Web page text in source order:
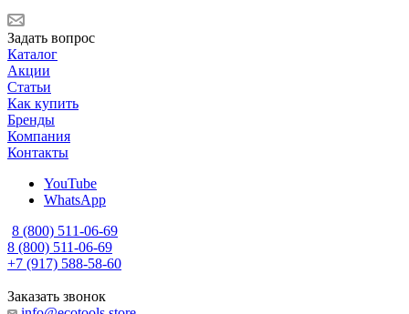
Задать вопрос
Каталог
Акции
Статьи
Как купить
Бренды
Компания
Контакты
YouTube
WhatsApp
8 (800) 511-06-69
8 (800) 511-06-69
+7 (917) 588-58-60
Заказать звонок